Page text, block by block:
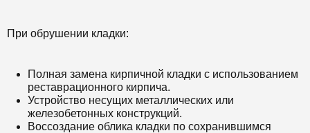
При обрушении кладки:
Полная замена кирпичной кладки с использованием
реставрационного кирпича.
Устройство несущих металлических или
железобетонных конструкций.
Воссоздание облика кладки по сохранившимся